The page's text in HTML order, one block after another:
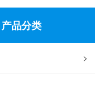
产品分类
>